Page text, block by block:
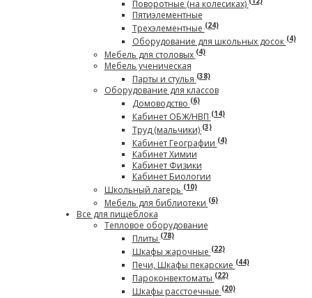
Поворотные (на колесиках)
Пятиэлементные
Трехэлементные(24)
Оборудование для школьных досок(4)
Мебель для столовых(4)
Мебель ученическая
Парты и стулья(38)
Оборудование для классов
Домоводство(6)
Кабинет ОБЖ/НВП(14)
Труд (мальчики)(3)
Кабинет Географии(4)
Кабинет Химии
Кабинет Физики
Кабинет Биологии
Школьный лагерь(10)
Мебель для библиотеки(6)
Все для пищеблока
Тепловое оборудование
Плиты(78)
Шкафы жарочные(22)
Печи, Шкафы пекарские(44)
Пароконвектоматы(22)
Шкафы расстоечные(20)